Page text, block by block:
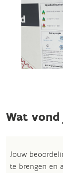
Wat vond
Jouw
te brengen en